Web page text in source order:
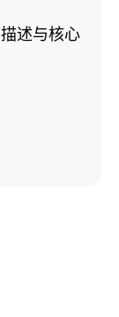
述与核心